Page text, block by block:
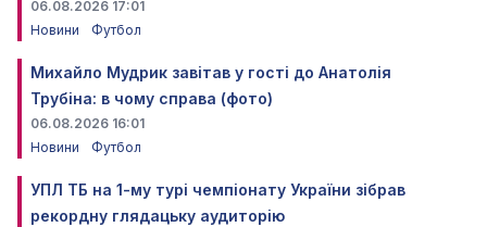
06.08.2026 17:01
Новини
Футбол
Михайло Мудрик завітав у гості до Анатолія
Трубіна: в чому справа (фото)
06.08.2026 16:01
Новини
Футбол
УПЛ ТБ на 1-му турі чемпіонату України зібрав
рекордну глядацьку аудиторію